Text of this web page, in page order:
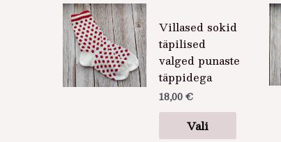
Villased sokid
täpilised
valged punaste
täppidega
18,00€
Vali
tootel
mitu
varianti.
saab